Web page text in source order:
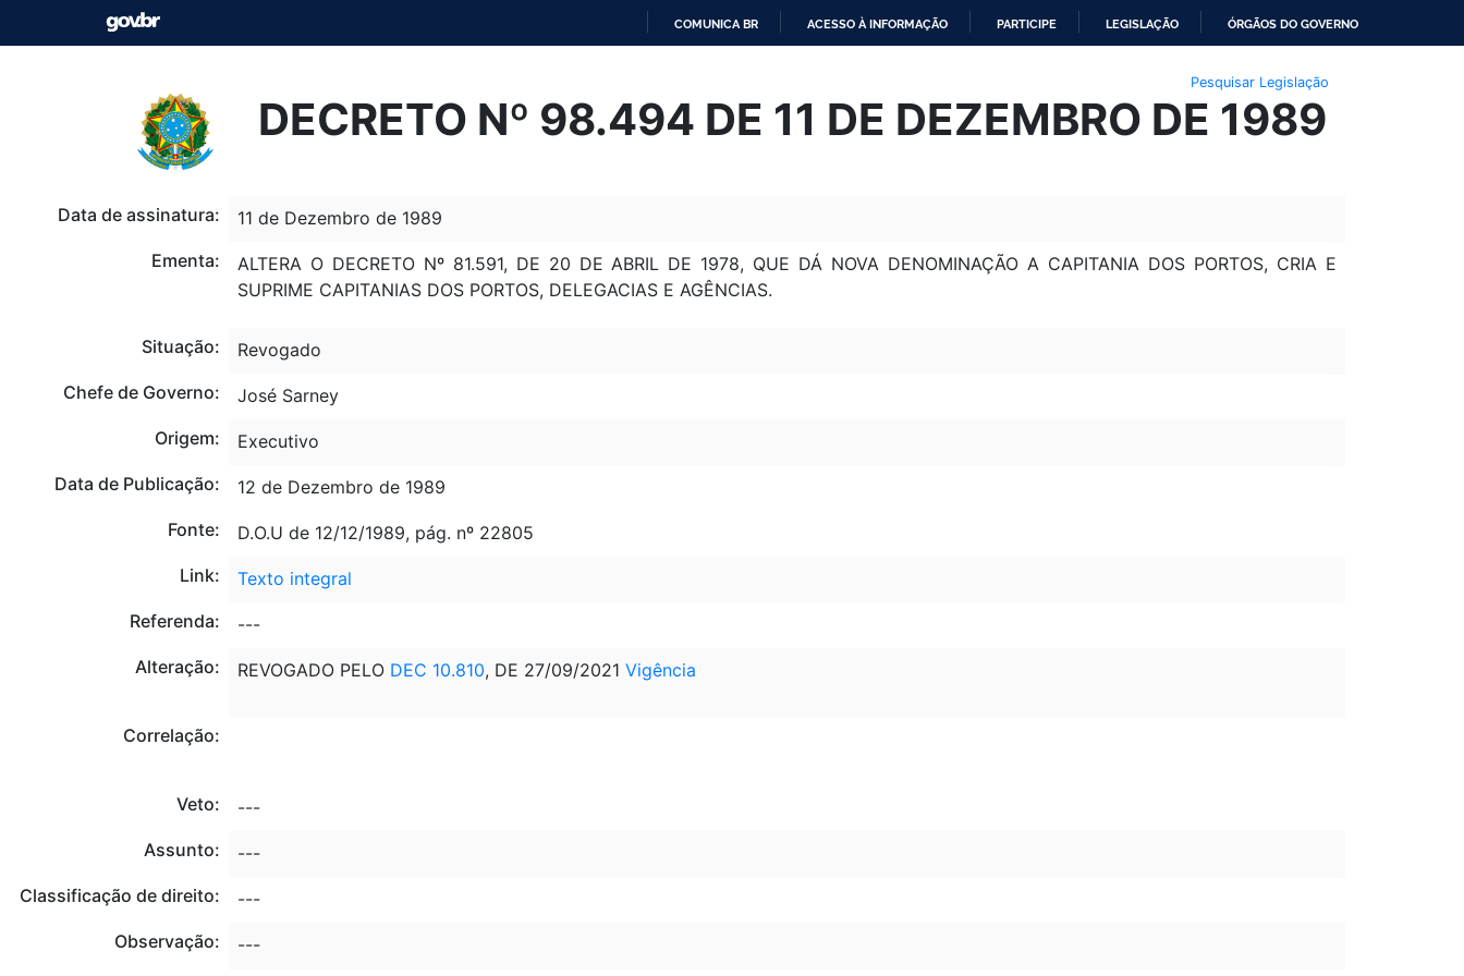
O
CONTEÚDO
COMUNICA BR ACESSO À INFORMAÇÃO PARTICIPE LEGISLAÇÃO ÓRGÃOS DO GOVERNO
Pesquisar Legislação
DECRETO Nº 98.494 DE 11 DE DEZEMBRO DE 1989
Data de assinatura:
11 de Dezembro de 1989
Ementa:
ALTERA O DECRETO Nº 81.591, DE 20 DE ABRIL DE 1978, QUE DÁ NOVA DENOMINAÇÃO A CAPITANIA DOS PORTOS, CRIA E
SUPRIME CAPITANIAS DOS PORTOS, DELEGACIAS E AGÊNCIAS.
Situação:
Revogado
Chefe de Governo:
José Sarney
Origem:
Executivo
Data de Publicação:
12 de Dezembro de 1989
Fonte:
D.O.U de 12/12/1989, pág. nº 22805
Link:
Texto integral
Referenda:
---
Alteração:
REVOGADO PELO DEC 10.810, DE 27/09/2021 Vigência
Correlação:
Veto:
---
Assunto:
---
Classificação de direito:
---
Observação:
---